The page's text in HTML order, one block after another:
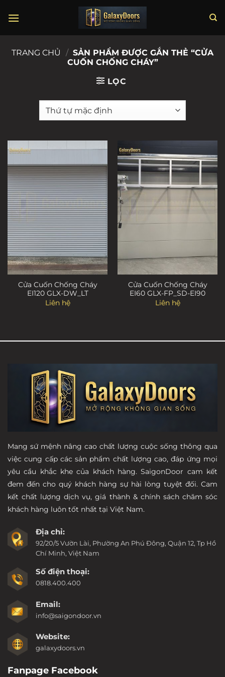
đến
TRANG CHỦ
/ SẢN PHẨM ĐƯỢC GẮN THẺ “CỬA
CUỐN CHỐNG CHÁY”
LỌC
Cửa Cuốn Chống Cháy
EI120 GLX-DW_LT
Liên hệ
Cửa Cuốn Chống Cháy
EI60 GLX-FP_SD-EI90
Liên hệ
Mang sứ mệnh nâng cao chất lượng cuộc sống thông qua
việc cung cấp các sản phẩm chất lượng cao, đáp ứng mọi
yêu cầu khắc khe của khách hàng. SaigonDoor cam kết
đem đến cho quý khách hàng sự hài lòng tuyệt đối. Cam
kết chất lượng dịch vụ, giá thành & chính sách chăm sóc
khách hàng luôn tốt nhất tại Việt Nam.
Địa chỉ:
92/20/5 Vườn Lài, Phường An Phú Đông, Quận 12, Tp Hồ
Chí Minh, Việt Nam
Số điện thoại:
0818.400.400
Email:
info@saigondoor.vn
Website:
galaxydoors.vn
Fanpage Facebook